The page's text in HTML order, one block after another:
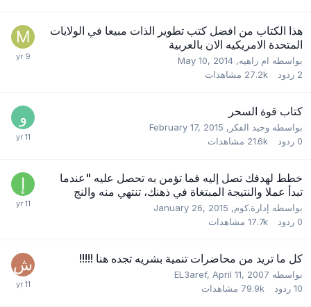
هذا الكتاب من افضل كتب تطوير الذات مبيعا في الولايات
المتحدة الامريكيه الان بالعربية
بواسطه ام زاهيه,
May 10, 2014
2 ردود 27.2k مشاهدات
كتاب قوة السحر
بواسطه وحيد الفكر,
February 17, 2015
0 ردود 21.6k مشاهدات
خطط لهدفك تصل إليه فما تؤمن به تحصل عليه "عندما
تبدأ عملا والنتيجة المبتغاة في ذهنك، تنتهي منه والنج
بواسطه إدارة.كوم,
January 26, 2015
0 ردود 17.7k مشاهدات
كل ما تريد من محاضرات تنمية بشريه تجده هنا !!!!!
بواسطه EL3aref ,April 11, 2007
10 ردود 79.9k مشاهدات